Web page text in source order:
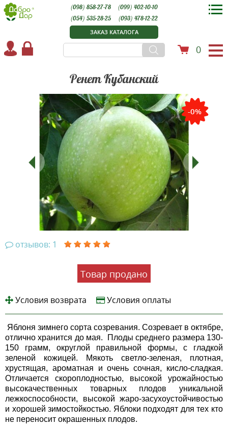
ЗАКАЗ КАТАЛОГА
0
(098) 858-27-78
(099) 402-10-10
(054) 535-28-25
(093) 478-12-22
Ренет Кубанский
-0%
отзывов: 1
Товар продано
Условия возврата Условия оплаты
Яблоня зимнего сорта созревания. Созревает в октябре,
отлично хранится до мая. Плоды среднего размера 130-
150 грамм, округлой правильной формы, с гладкой
зеленой кожицей. Мякоть светло-зеленая, плотная,
хрустящая, ароматная и очень сочная, кисло-сладкая.
Отличается скороплодностью, высокой урожайностью
высокачественных товарных плодов уникальной
лежкоспособности, высокой жаро-засухоустойчивостью
и хорошей зимостойкостью. Яблоки подходят для тех кто
не переносит окрашенных плодов.